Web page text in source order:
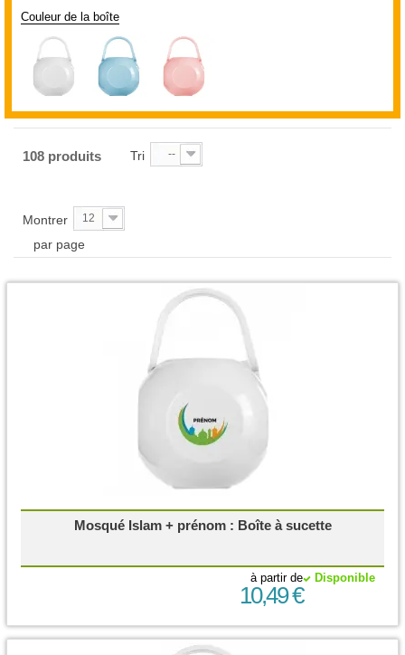
Couleur de la boîte
108 produits Tri --
Montrer 12
par page
Mosqué Islam + prénom : Boîte à sucette
Disponible
à partir de
10,49 €